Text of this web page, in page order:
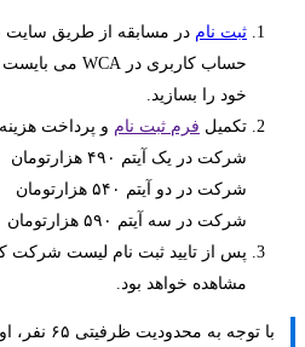
ثبت نام در مسابقه از طریق سایت
حساب کاربری در WCA می بایست از طریق
خود را بسازید.
تکمیل فرم ثبت نام و پرداخت
شرکت در یک آیتم ۴۹۰ هزارتومان
شرکت در دو آیتم ۵۴۰ هزارتومان
شرکت در سه آیتم ۵۹۰ هزارتومان
پس از تایید ثبت نام لیست شرکت
مشاهده خواهد بود.
با توجه